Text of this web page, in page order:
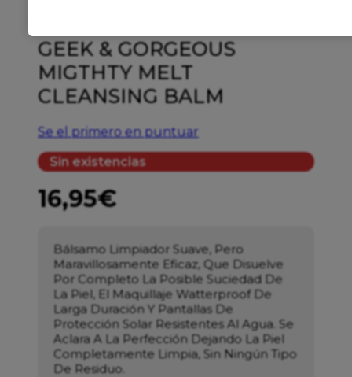
GEEK & GORGEOUS
MIGTHTY MELT
CLEANSING BALM
Se el primero en puntuar
Sin existencias
16,95€
Bálsamo Limpiador Suave, Pero
Maravillosamente Eficaz, Que Disuelve
Por Completo La Posible Suciedad De
La Piel, El Maquillaje Watterproof De
Larga Duración Y Pantallas De
Protección Solar Resistentes Al Agua. Se
Aclara A La Perfección Dejando La Piel
Completamente Limpia, Sin Ningún Tipo
De Residuo.